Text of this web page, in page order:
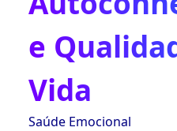
e
Vida
Saúde Emocional